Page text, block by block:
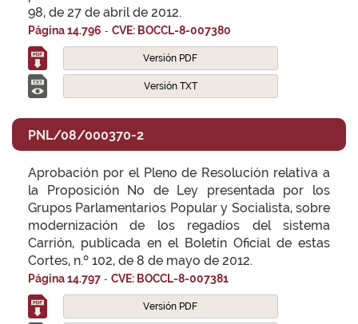
98, de 27 de abril de 2012.
Página 14.796 - CVE: BOCCL-8-007380
Versión PDF
Versión TXT
PNL/08/000370-2
Aprobación por el Pleno de Resolución relativa a
la Proposición No de Ley presentada por los
Grupos Parlamentarios Popular y Socialista, sobre
modernización de los regadíos del sistema
Carrión, publicada en el Boletín Oficial de estas
Cortes, n.º 102, de 8 de mayo de 2012.
Página 14.797 - CVE: BOCCL-8-007381
Versión PDF